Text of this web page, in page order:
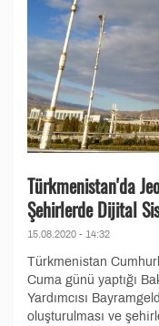
Türkmenistan'da
Şehirlerde Dijital
15.08.2020 - 14:32
Türkmenistan
Cuma günü yaptığı
Yardımcısı
oluşturulması ve